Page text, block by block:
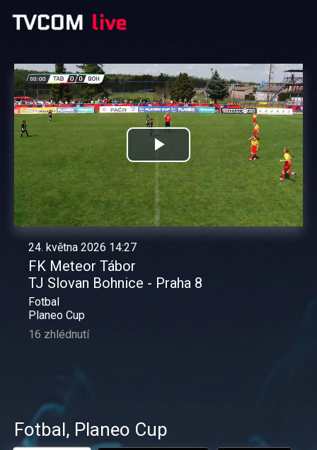
Přehrát
video
24. května 2026 14:27
FK Meteor Tábor
TJ Slovan Bohnice - Praha 8
Fotbal
Planeo Cup
16 zhlédnutí
Fotbal, Planeo Cup